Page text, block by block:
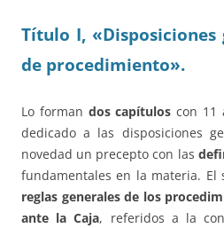
Título I, «
de procedimiento».
Lo forman dos capítuloscon 11
dedicado a las disposiciones
novedad un precepto con las
fundamentales en la materia. El
reglas generales de los
ante la Caja, referidos a la